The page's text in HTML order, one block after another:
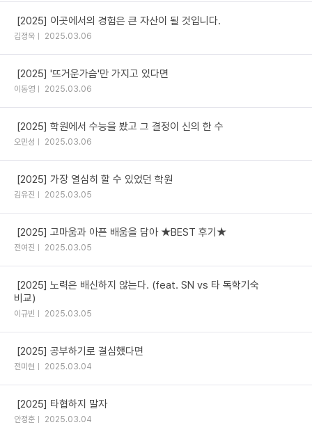
[2025] 이곳에서의 경험은 큰 자산이 될 것입니다.
김정욱 2025.03.06
[2025] '뜨거운가슴'만 가지고 있다면
이동영 2025.03.06
[2025] 학원에서 수능을 봤고 그 결정이 신의 한 수
오민성 2025.03.06
[2025] 가장 열심히 할 수 있었던 학원
김유진 2025.03.05
[2025] 고마움과 아픈 배움을 담아 ★BEST 후기★
전여진 2025.03.05
[2025] 노력은 배신하지 않는다. (feat. SN vs 타 독학기숙
비교)
이규빈 2025.03.05
[2025] 공부하기로 결심했다면
전미현 2025.03.04
[2025] 타협하지 말자
안정훈 2025.03.04